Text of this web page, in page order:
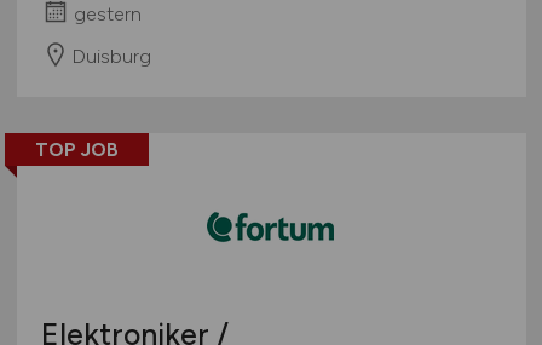
gestern
Duisburg
TOP JOB
Elektroniker /